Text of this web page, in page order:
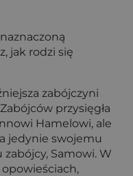
jak rodzi się
zabójczyni
przysięgła
Hamelowi, ale
jedynie swojemu
Samowi. W